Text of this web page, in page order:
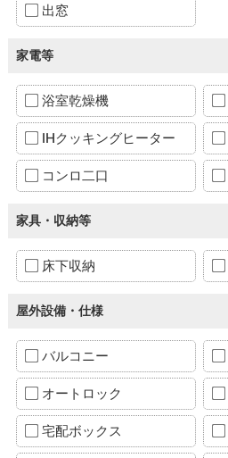
出窓
家電等
浴室乾燥機
IHクッキングヒーター
コンロ二口
家具・収納等
床下収納
屋外設備・仕様
バルコニー
オートロック
宅配ボックス